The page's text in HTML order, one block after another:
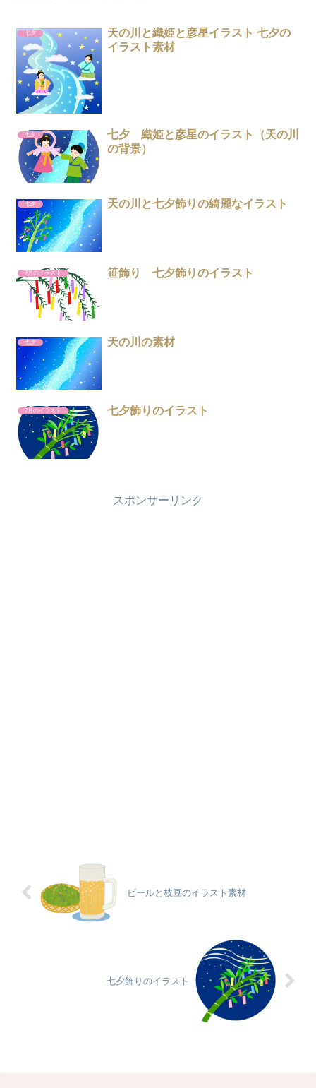
七夕
天の川と織姫と彦星イラスト 七夕の
イラスト素材
七夕
七夕 織姫と彦星のイラスト（天の川
の背景）
七夕 天の川と七夕飾りの綺麗なイラスト
7月のイラスト 笹飾り 七夕飾りのイラスト
七夕 天の川の素材
7月のイラスト 七夕飾りのイラスト
スポンサーリンク
ビールと枝豆のイラスト素材
七夕飾りのイラスト